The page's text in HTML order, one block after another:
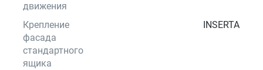
движения
Крепление
фасада
стандартного
ящика
INSERTA